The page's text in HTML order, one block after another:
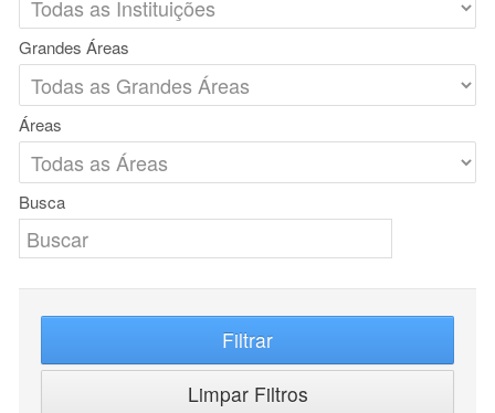
Grandes Áreas
Áreas
Busca
Filtrar
Limpar Filtros